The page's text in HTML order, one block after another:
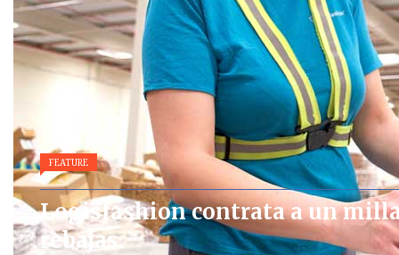
FEATURE
Logisfashion contrata a un
rebajas.